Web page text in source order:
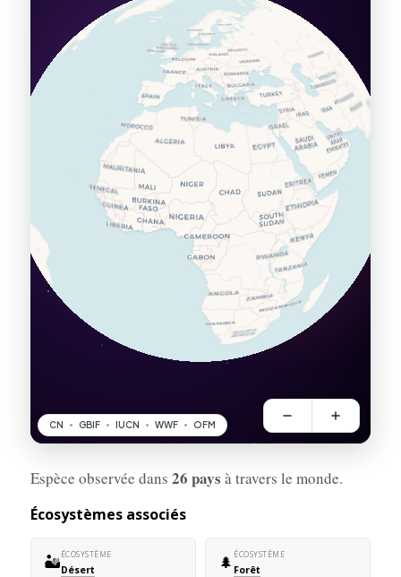
Espèce observée dans 26 pays à travers le monde.
Écosystèmes associés
🏜️ÉCOSYSTÈME
Désert 🌲 ÉCOSYSTÈME
Forêt